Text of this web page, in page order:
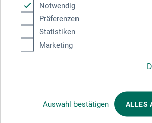
Notwendig
Präferenzen
Statistiken
Marketing
Auswahl bestätigen ALLES
Betalingsmetoder